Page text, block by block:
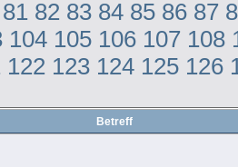
81 82 83 84 85 86 87
104 105 106 107 108
122 123 124 125 126
Betreff